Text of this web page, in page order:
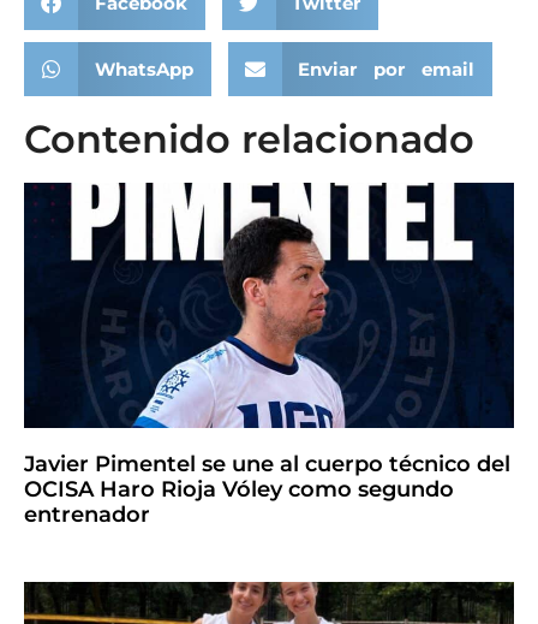
WhatsApp Enviar por email
Contenido relacionado
Javier Pimentel se une al cuerpo técnico del
OCISA Haro Rioja Vóley como segundo
entrenador